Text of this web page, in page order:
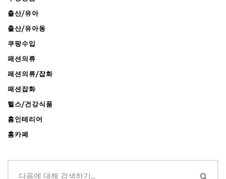
출산/유아
출산/유아동
쿠팡수입
패션의류
패션의류/잡화
패션잡화
헬스/건강식품
홈인테리어
홈카페